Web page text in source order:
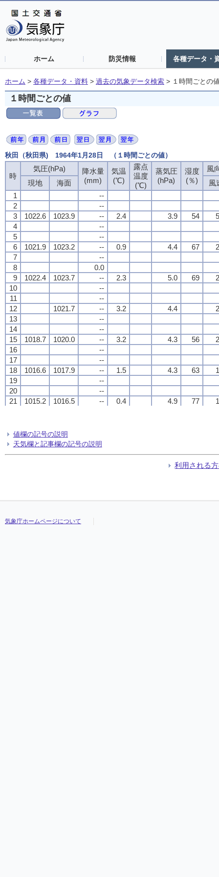
ホーム 防災情報 各種データ・
ホーム > 各種データ・資料 > 過去の気象データ検索 > １時間ごとの
１時間ごとの値
秋田（秋田県) 1964年1月28日 （１時間ごとの値）
時
気圧(hPa)
降水量
(mm)
気温
(℃)
露点
温度
(℃)
蒸気圧
(hPa)
湿度
(％)
風
現地
海面
風
1
--
2
--
3
1022.6 1023.9 -- 2.4 3.9 54
4
--
5
--
6
1021.9 1023.2 -- 0.9 4.4 67
7
--
8
0.0
9
1022.4 1023.7 -- 2.3 5.0 69
10
--
11
--
12
1021.7 -- 3.2 4.4
13
--
14
--
15
1018.7 1020.0 -- 3.2 4.3 56
16
--
17
--
18
1016.6 1017.9 -- 1.5 4.3 63
19
--
20
--
21
1015.2 1016.5 -- 0.4 4.9 77
24
1014.1
時
気圧(hPa)
降水量
(mm)
気温
(℃)
露点
温度
(℃)
蒸気圧
(hPa)
湿度
(％)
風
現地
海面
風
1
--
2
--
3
1022.6 1023.9 -- 2.4 3.9 54
4
--
5
--
6
1021.9 1023.2 -- 0.9 4.4 67
7
--
8
0.0
9
1022.4 1023.7 -- 2.3 5.0 69
10
--
11
--
12
1021.7 -- 3.2 4.4
13
--
14
--
15
1018.7 1020.0 -- 3.2 4.3 56
16
--
17
--
18
1016.6 1017.9 -- 1.5 4.3 63
19
--
20
--
21
1015.2 1016.5 -- 0.4 4.9 77
24
1014.1
時
気圧(hPa)
降水量
(mm)
気温
(℃)
露点
温度
(℃)
蒸気圧
(hPa)
湿度
(％)
風
現地
海面
風
1
--
2
--
3
1022.6 1023.9 -- 2.4 3.9 54
4
--
5
--
6
1021.9 1023.2 -- 0.9 4.4 67
7
--
8
0.0
9
1022.4 1023.7 -- 2.3 5.0 69
10
--
11
--
12
1021.7 -- 3.2 4.4
13
--
14
--
15
1018.7 1020.0 -- 3.2 4.3 56
16
--
17
--
18
1016.6 1017.9 -- 1.5 4.3 63
19
--
20
--
21
1015.2 1016.5 -- 0.4 4.9 77
24
1014.1
時
気圧(hPa)
降水量
(mm)
気温
(℃)
露点
温度
(℃)
蒸気圧
(hPa)
湿度
(％)
風
現地
海面
風
1
--
2
--
3
1022.6 1023.9 -- 2.4 3.9 54
4
--
5
--
6
1021.9 1023.2 -- 0.9 4.4 67
7
--
8
0.0
9
1022.4 1023.7 -- 2.3 5.0 69
10
--
11
--
12
1021.7 -- 3.2 4.4
13
--
14
--
15
1018.7 1020.0 -- 3.2 4.3 56
16
--
17
--
18
1016.6 1017.9 -- 1.5 4.3 63
19
--
20
--
21
1015.2 1016.5 -- 0.4 4.9 77
24
1014.1
値欄の記号の説明
天気欄と記事欄の記号の説明
利用される
気象庁ホームページについて